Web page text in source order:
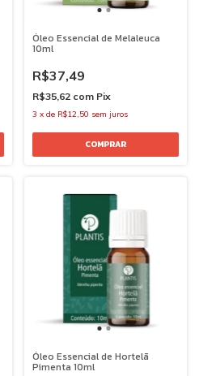
Óleo Essencial de Melaleuca
10ml
R$37,49
R$35,62 com Pix
3 x de R$12,50 sem juros
Óleo Essencial de Hortelã
Pimenta 10ml